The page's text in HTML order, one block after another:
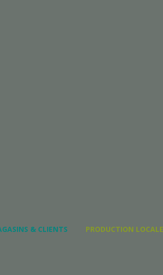
& CLIENTS PRODUCTION LOCALE